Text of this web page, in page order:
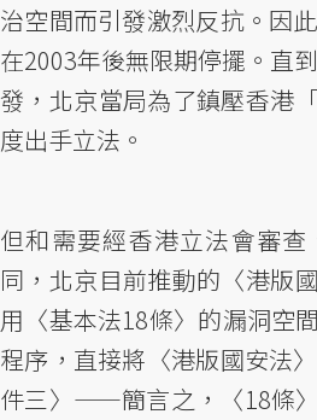
治空間而引發激烈反抗。因
在2003年後無限期停擺。直
發，北京當局為了鎮壓香港
度出手立法。
但和需要經香港立法會審
同，北京目前推動的〈港版
用〈基本法18條〉的漏洞空
程序，直接將〈港版國安法
件三〉——簡言之，〈18條